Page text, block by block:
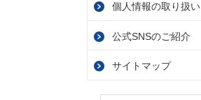
個人情報の取り扱い
公式SNSのご紹介
サイトマップ